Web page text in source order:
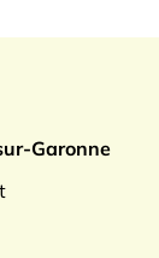
Garonne